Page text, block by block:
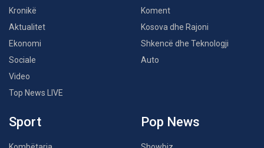
Kronikë
Aktualitet
Ekonomi
Sociale
Video
Top News LIVE
Koment
Kosova dhe Rajoni
Shkencë dhe Teknologji
Auto
Sport Pop News